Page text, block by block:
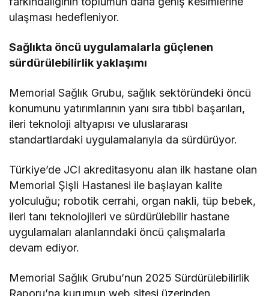
ulaşması hedefleniyor.
Sağlıkta öncü uygulamalarla güçlenen
sürdürülebilirlik yaklaşımı
Memorial Sağlık Grubu, sağlık sektöründeki öncü
konumunu yatırımlarının yanı sıra tıbbi başarıları,
ileri teknoloji altyapısı ve uluslararası
standartlardaki uygulamalarıyla da sürdürüyor.
Türkiye’de JCI akreditasyonu alan ilk hastane olan
Memorial Şişli Hastanesi ile başlayan kalite
yolculuğu; robotik cerrahi, organ nakli, tüp bebek,
ileri tanı teknolojileri ve sürdürülebilir hastane
uygulamaları alanlarındaki öncü çalışmalarla
devam ediyor.
Memorial Sağlık Grubu’nun 2025 Sürdürülebilirlik
Raporu’na kurumun web sitesi üzerinden